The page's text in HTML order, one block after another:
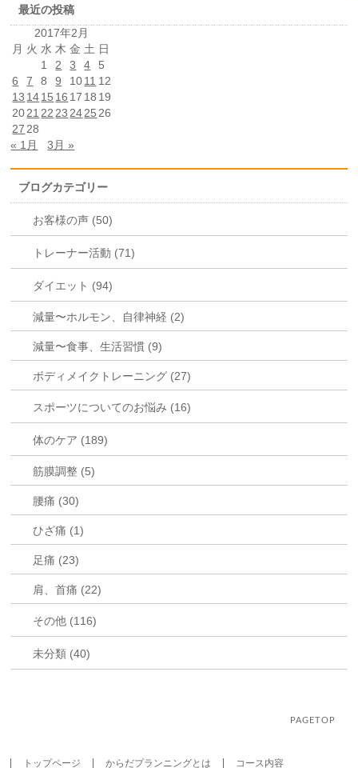
最近の投稿
2017年2月
月 火 水 木 金 土 日
1
2 3 4
5
6
7 8 9 1011 12
13 1415 16 17 18 19
2021 22 23 2425 26
27 28
« 1月
3月 »
ブログカテゴリー
お客様の声 (50)
トレーナー活動 (71)
ダイエット (94)
減量〜ホルモン、自律神経 (2)
減量〜食事、生活習慣 (9)
ボディメイクトレーニング (27)
スポーツについてのお悩み (16)
体のケア (189)
筋膜調整 (5)
腰痛 (30)
ひざ痛 (1)
足痛 (23)
肩、首痛 (22)
その他 (116)
未分類 (40)
PAGETOP
トップページ からだプランニングとは コース内容